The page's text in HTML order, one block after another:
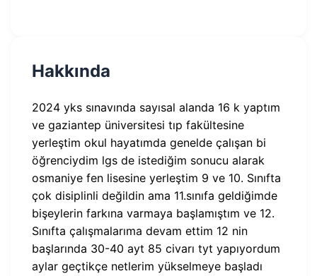
Hakkında
2024 yks sınavında sayısal alanda 16 k yaptım
ve gaziantep üniversitesi tıp fakültesine
yerleştim okul hayatımda genelde çalışan bi
öğrenciydim lgs de istediğim sonucu alarak
osmaniye fen lisesine yerleştim 9 ve 10. Sınıfta
çok disiplinli değildin ama 11.sınıfa geldiğimde
bişeylerin farkına varmaya başlamıştım ve 12.
Sınıfta çalışmalarıma devam ettim 12 nin
başlarında 30-40 ayt 85 civarı tyt yapıyordum
aylar geçtikçe netlerim yükselmeye başladı